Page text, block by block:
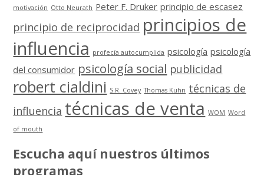
motivación Otto Neurath Peter F. Druker principio de escasez
principio de reciprocidad principios de
influencia profecía autocumplida psicología psicología
del consumidor psicología social publicidad
robert cialdini S.R. Covey Thomas Kuhn técnicas de
influencia técnicas de venta WOM Word
of mouth
Escucha aquí nuestros últimos
programas